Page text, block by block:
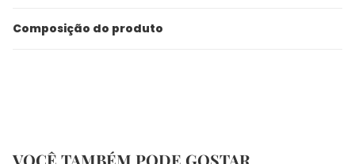
Composição do produto
VOCÊ TAMBÉM PODE GOSTAR